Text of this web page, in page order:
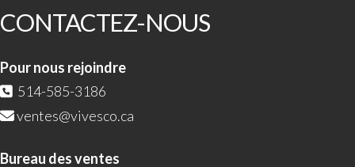
CONTACTEZ-NOUS
Pour nous rejoindre
514-585-3186
ventes@vivesco.ca
Bureau des ventes